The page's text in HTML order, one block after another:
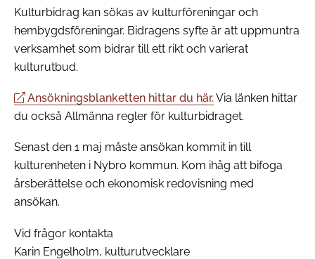
Kulturbidrag kan sökas av kulturföreningar och
hembygdsföreningar. Bidragens syfte är att uppmuntra
verksamhet som bidrar till ett rikt och varierat
kulturutbud.
Ansökningsblanketten hittar du här.Via länken hittar
du också Allmänna regler för kulturbidraget.
Senast den 1 maj måste ansökan kommit in till
kulturenheten i Nybro kommun. Kom ihåg att bifoga
årsberättelse och ekonomisk redovisning med
ansökan.
Vid frågor kontakta
Karin Engelholm, kulturutvecklare